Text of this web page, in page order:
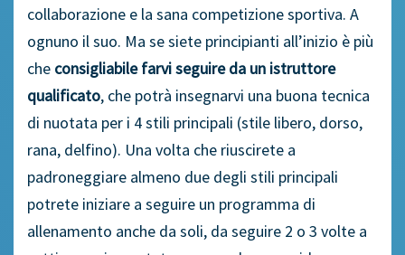
collaborazione e la sana competizione sportiva. A
ognuno il suo. Ma se siete principianti all’inizio è più
che consigliabile farvi seguire da un istruttore
qualificato, che potrà insegnarvi una buona tecnica
di nuotata per i 4 stili principali (stile libero, dorso,
rana, delfino). Una volta che riuscirete a
padroneggiare almeno due degli stili principali
potrete iniziare a seguire un programma di
allenamento anche da soli, da seguire 2 o 3 volte a